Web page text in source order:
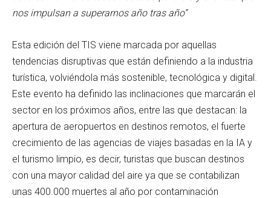
nos impulsan a superarnos año tras año”
Esta edición del TIS viene marcada por aquellas
tendencias disruptivas que están definiendo a la industria
turística, volviéndola más sostenible, tecnológica y digital.
Este evento ha definido las inclinaciones que marcarán el
sector en los próximos años, entre las que destacan: la
apertura de aeropuertos en destinos remotos, el fuerte
crecimiento de las agencias de viajes basadas en la IA y
el turismo limpio, es decir, turistas que buscan destinos
con una mayor calidad del aire ya que se contabilizan
unas 400.000 muertes al año por contaminación